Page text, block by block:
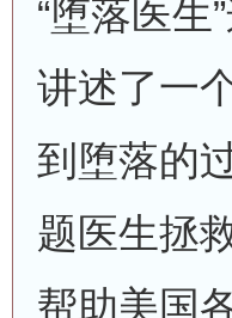
“堕落医生
讲述了一
到堕落的
题医生拯
帮助美国